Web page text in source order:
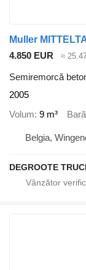
Muller
4.850 EUR
≈
Semiremorcă
2005
Volum 9 m³
Belgia,
DEGROOTE